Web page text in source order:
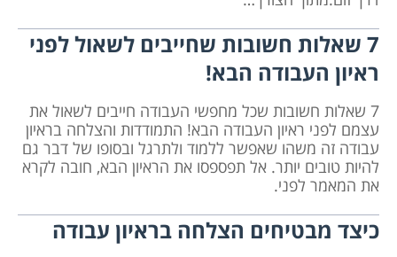
7 שאלות חשובות שחייבים לשאול לפני
ראיון העבודה הבא!
7 שאלות חשובות שכל מחפשי העבודה חייבים לשאול את
עצמם לפני ראיון העבודה הבא! התמודדות והצלחה בראיון
עבודה זה משהו שאפשר ללמוד ולתרגל ובסופו של דבר גם
להיות טובים יותר. אל תפספסו את הראיון הבא, חובה לקרא
את המאמר לפני.
כיצד מבטיחים הצלחה בראיון עבודה